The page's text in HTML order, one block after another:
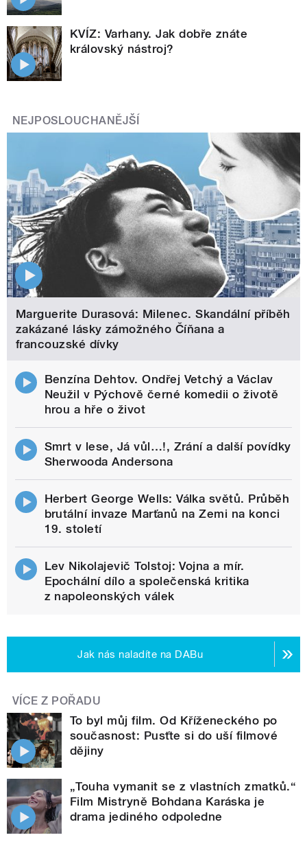
KVÍZ: Varhany. Jak dobře znáte
královský nástroj?
NEJPOSLOUCHANĚJŠÍ
Marguerite Durasová: Milenec. Skandální příběh
zakázané lásky zámožného Číňana a
francouzské dívky
Benzína Dehtov. Ondřej Vetchý a Václav
Neužil v Pýchově černé komedii o životě
hrou a hře o život
Smrt v lese, Já vůl…!, Zrání a další povídky
Sherwooda Andersona
Herbert George Wells: Válka světů. Průběh
brutální invaze Marťanů na Zemi na konci
19. století
Lev Nikolajevič Tolstoj: Vojna a mír.
Epochální dílo a společenská kritika
z napoleonských válek
Jak nás naladíte na DABu
VÍCE Z POŘADU
To byl můj film. Od Kříženeckého po
současnost: Pusťte si do uší filmové
dějiny
„Touha vymanit se z vlastních zmatků.“
Film Mistryně Bohdana Karáska je
drama jediného odpoledne